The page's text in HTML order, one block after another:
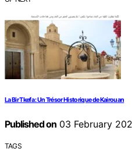
La Bir Tkefa : Un Trésor Historique de Kairouan
Published on03 February
TAGS